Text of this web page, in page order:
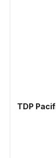
TDP